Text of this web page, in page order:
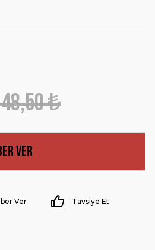
₺
Ver
Ver Tavsiye Et